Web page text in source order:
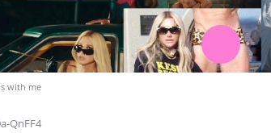
with me
QnFF4